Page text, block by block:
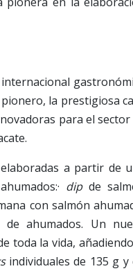
la prestigiosa
para el sector
a partir de
dipde
con salmón
ahumados. Un
toda la vida,
individuales de 135 g y